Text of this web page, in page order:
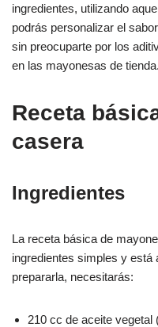
ingredientes, utilizando
podrás personalizar el
sin preocuparte por los
en las mayonesas de tienda.
Receta
casera
Ingredientes
La receta básica de
ingredientes simples y está
prepararla, necesitarás:
210 cc de aceite vegetal